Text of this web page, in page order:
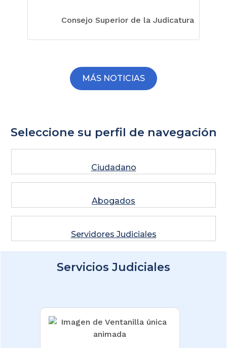
Consejo Superior de la Judicatura
MÁS NOTICIAS
Seleccione su perfil de navegación
Ciudadano
Abogados
Servidores Judiciales
Servicios Judiciales